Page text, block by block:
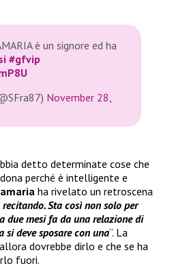
è un signore ed ha
#gfvip
November 28,
detto determinate cose che
perché è intelligente e
ha rivelato un retroscena
Sta così non solo per
due mesi fa da una relazione di
deve sposare con una“. La
dovrebbe dirlo e che se ha
fuori.